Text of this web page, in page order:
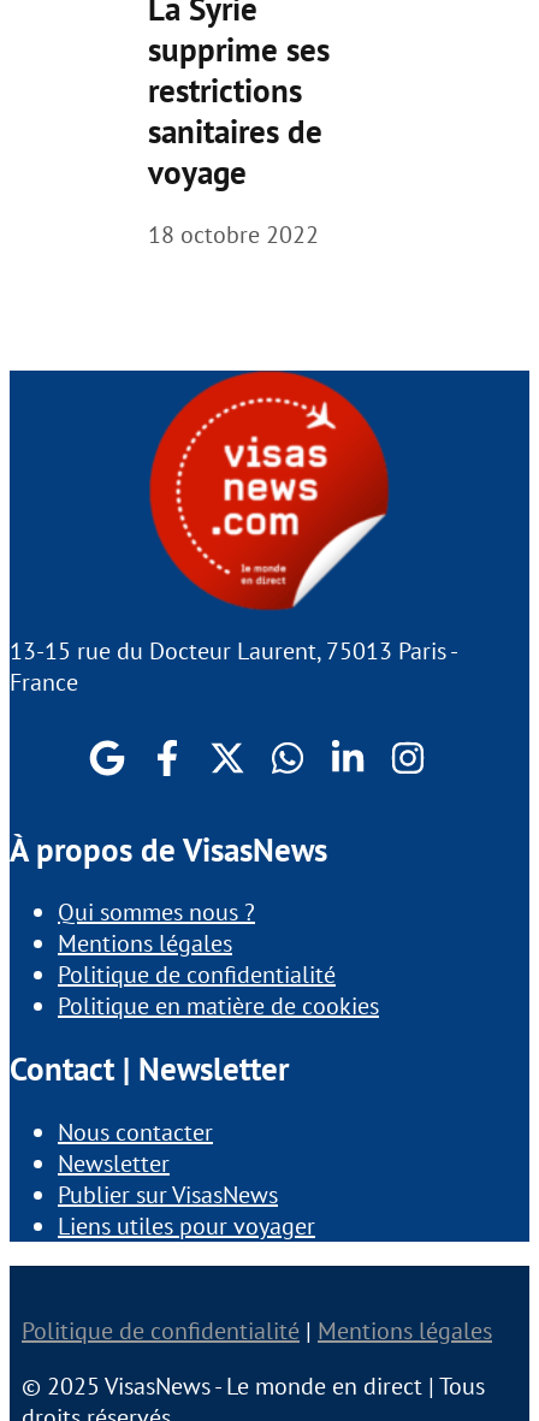
supprime ses
restrictions
sanitaires de
voyage
18 octobre 2022
13-15 rue du Docteur Laurent, 75013 Paris -
France
À propos de VisasNews
Qui sommes nous ?
Mentions légales
Politique de confidentialité
Politique en matière de cookies
Contact | Newsletter
Nous contacter
Newsletter
Publier sur VisasNews
Liens utiles pour voyager
Politique de confidentialité | Mentions légales
© 2025 VisasNews - Le monde en direct | Tous